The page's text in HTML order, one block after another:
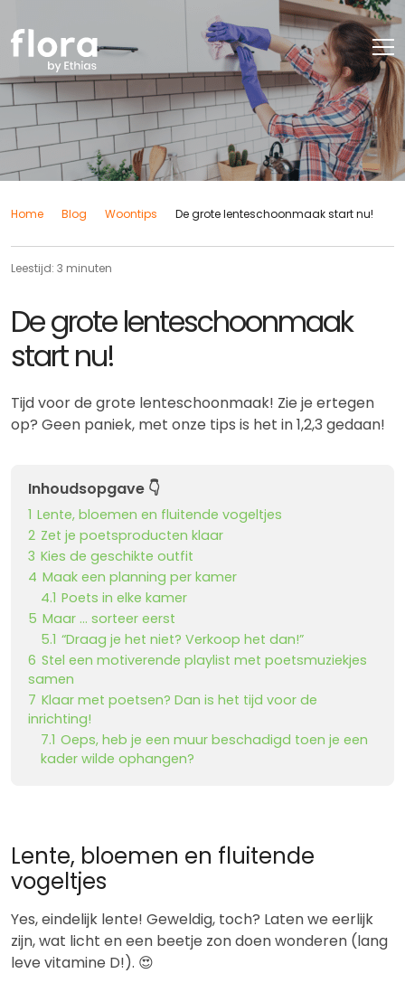
Home Blog Woontips De grote lenteschoonmaak start nu!
Leestijd: 3 minuten
De grote lenteschoonmaak
start nu!
Tijd voor de grote lenteschoonmaak! Zie je ertegen
op? Geen paniek, met onze tips is het in 1,2,3 gedaan!
Inhoudsopgave 👇
1 Lente, bloemen en fluitende vogeltjes
2 Zet je poetsproducten klaar
3 Kies de geschikte outfit
4 Maak een planning per kamer
4.1 Poets in elke kamer
5 Maar … sorteer eerst
5.1 “Draag je het niet? Verkoop het dan!”
6 Stel een motiverende playlist met poetsmuziekjes
samen
7 Klaar met poetsen? Dan is het tijd voor de
inrichting!
7.1 Oeps, heb je een muur beschadigd toen je een
kader wilde ophangen?
Lente, bloemen en fluitende
vogeltjes
Yes, eindelijk lente! Geweldig, toch? Laten we eerlijk
zijn, wat licht en een beetje zon doen wonderen (lang
leve vitamine D!). 😍